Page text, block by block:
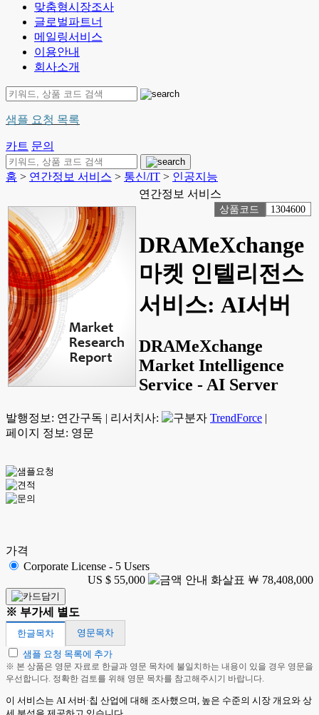
맞춤형시장조사
글로벌파트너
메일링서비스
이용안내
회사소개
샘플 요청 목록
카트 문의
홈 > 연간정보 서비스 > 통신/IT > 인공지능
연간정보 서비스
상품코드 1304600
DRAMeXchange
마켓 인텔리전스
서비스: AI서버
DRAMeXchange
Market Intelligence
Service - AI Server
발행정보: 연간구독 | 리서치사: TrendForce |
페이지 정보: 영문
가격
Corporate License - 5 Users
US $ 55,000
￦ 78,408,000
※ 부가세 별도
한글목차
영문목차
샘플 요청 목록에 추가
※ 본 상품은 영문 자료로 한글과 영문 목차에 불일치하는 내용이 있을 경우 영문을
우선합니다. 정확한 검토를 위해 영문 목차를 참고해주시기 바랍니다.
이 서비스는 AI 서버·칩 산업에 대해 조사했으며, 높은 수준의 시장 개요와 상